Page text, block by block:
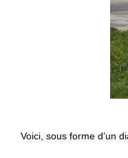
Voici, sous forme d’un